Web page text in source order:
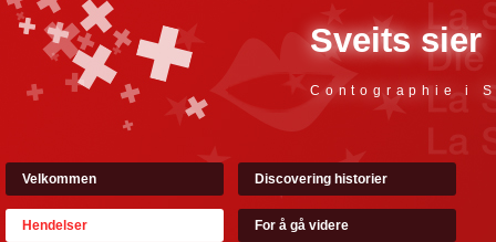
Sveits sier
Contographie i
Velkommen Discovering historier
Hendelser For å gå videre